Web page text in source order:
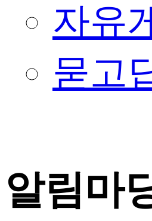
자유
묻고
알림마